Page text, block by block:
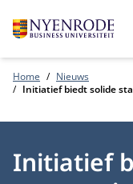
Home
Nieuws
Initiatief biedt solide
Initiatief